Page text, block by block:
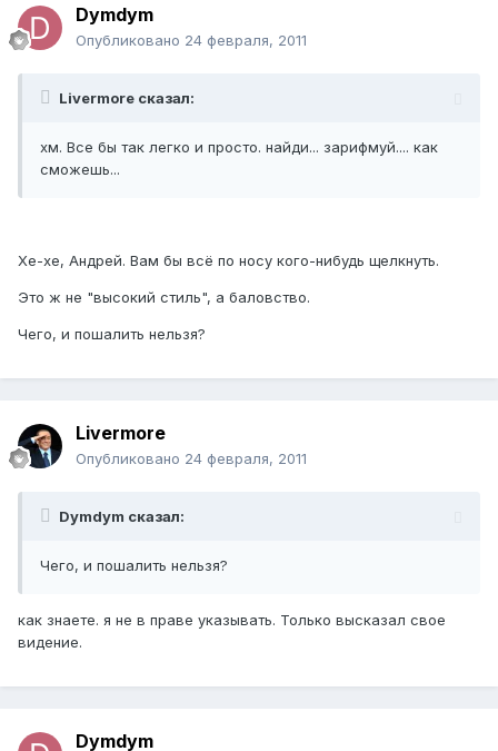
Dymdym
Опубликовано 24 февраля, 2011
Livermore сказал:
хм. Все бы так легко и просто. найди... зарифмуй.... как
сможешь...
Хе-хе, Андрей. Вам бы всё по носу кого-нибудь щелкнуть.
Это ж не "высокий стиль", а баловство.
Чего, и пошалить нельзя?
Livermore
Опубликовано 24 февраля, 2011
Dymdym сказал:
Чего, и пошалить нельзя?
как знаете. я не в праве указывать. Только высказал свое
видение.
Dymdym